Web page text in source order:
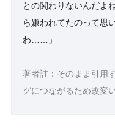
との関わりないんだよ
ら嫌われてたのって思
わ……」
著者註：そのまま引用
グにつながるため改変